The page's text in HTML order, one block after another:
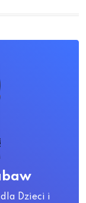
Dzieci i